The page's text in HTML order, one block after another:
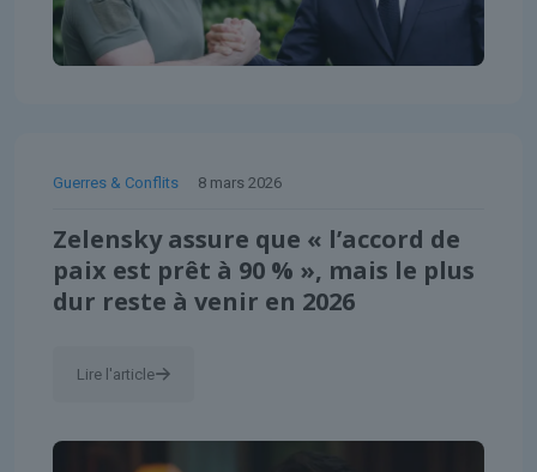
Guerres & Conflits 8 mars 2026
Zelensky assure que « l’accord de
paix est prêt à 90 % », mais le plus
dur reste à venir en 2026
Lire l'article